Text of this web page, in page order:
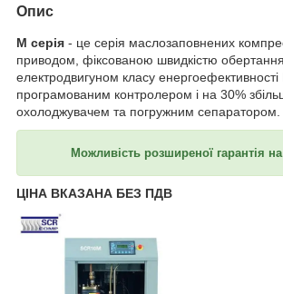
Опис
М серія - це серія маслозаповнених
приводом, фіксованою швидкістю
електродвигуном класу
програмованим контролером і на 30%
охолоджувачем та погружним сепаратором.
Можливість розширеної гарантія
ЦІНА ВКАЗАНА БЕЗ ПДВ